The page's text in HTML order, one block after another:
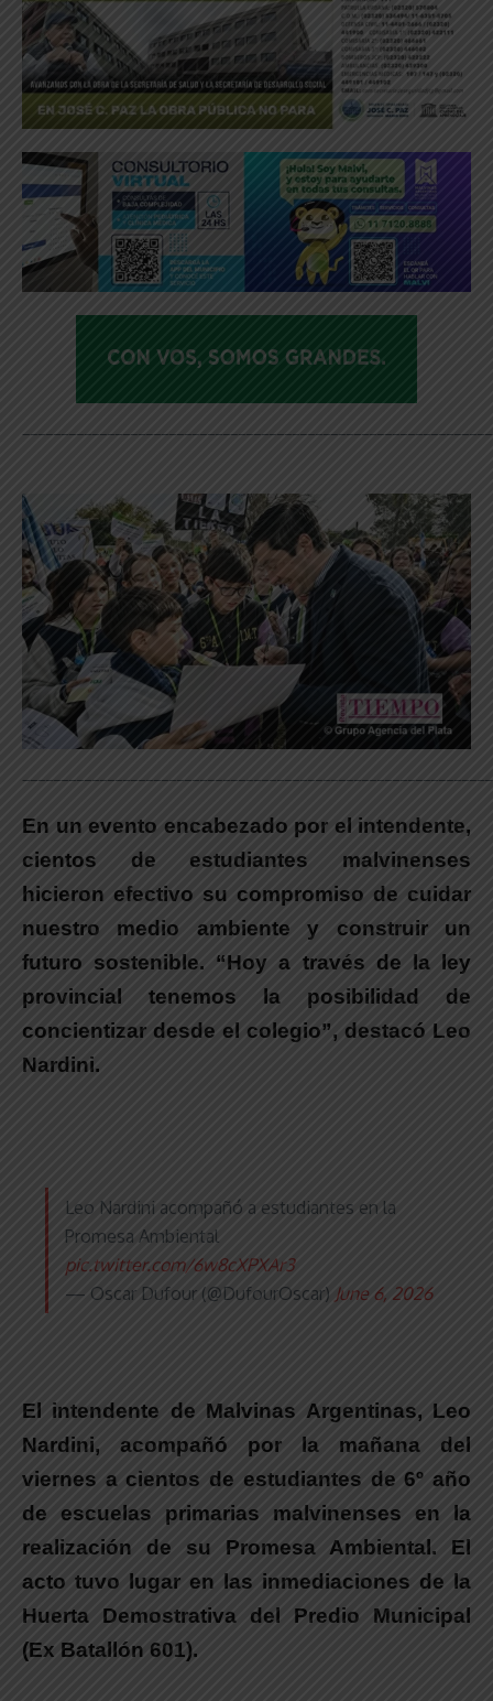
En un evento encabezado por el intendente,
cientos de estudiantes malvinenses
hicieron efectivo su compromiso de cuidar
nuestro medio ambiente y construir un
futuro sostenible. “Hoy a través de la ley
provincial tenemos la posibilidad de
concientizar desde el colegio”, destacó Leo
Nardini.
Leo Nardini acompañó a estudiantes en la
Promesa Ambiental
pic.twitter.com/6w8cXPXAr3
— Oscar Dufour (@DufourOscar) June 6, 2026
El intendente de Malvinas Argentinas, Leo
Nardini, acompañó por la mañana del
viernes a cientos de estudiantes de 6º año
de escuelas primarias malvinenses en la
realización de su Promesa Ambiental. El
acto tuvo lugar en las inmediaciones de la
Huerta Demostrativa del Predio Municipal
(Ex Batallón 601).